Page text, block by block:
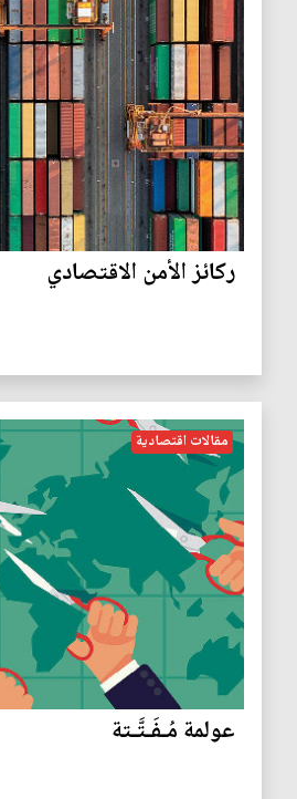
ركائز الأمن الاقتصادي
مقالات اقتصادية
عولمة مُـفَـتَّـتة